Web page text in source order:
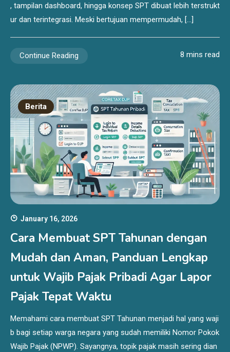
, tampilan dashboard, hingga konsep SPT dibuat lebih terstrukt
ur dan terintegrasi. Meski bertujuan mempermudah, […]
Continue Reading 8 mins read
Berita
January 16, 2026
Cara Membuat SPT Tahunan dengan
Mudah dan Aman, Panduan Lengkap
untuk Wajib Pajak Pribadi Agar Lapor
Pajak Tepat Waktu
Memahami cara membuat SPT Tahunan menjadi hal yang waji
b bagi setiap warga negara yang sudah memiliki Nomor Pokok
Wajib Pajak (NPWP). Sayangnya, topik pajak masih sering dian